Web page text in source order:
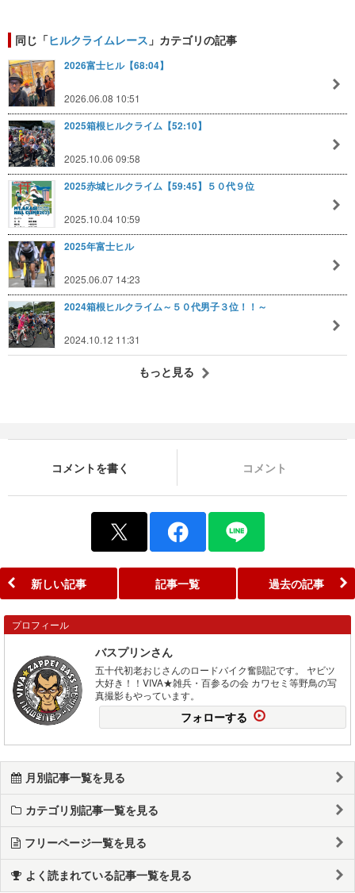
同じ「ヒルクライムレース 」カテゴリの記事
2026富士ヒル【68:04】
2026.06.08 10:51
2025箱根ヒルクライム【52:10】
2025.10.06 09:58
2025赤城ヒルクライム【59:45】５０代９位
2025.10.04 10:59
2025年富士ヒル
2025.06.07 14:23
2024箱根ヒルクライム～５０代男子３位！！～
2024.10.12 11:31
もっと見る
コメントを書く コメント
新しい記事 記事一覧 過去の記事
プロフィール
バスプリンさん
五十代初老おじさんのロードバイク奮闘記です。 ヤビツ
大好き！！VIVA★雑兵・百参るの会 カワセミ等野鳥の写
真撮影もやっています。
フォローする
月別記事一覧を見る
カテゴリ別記事一覧を見る
フリーページ一覧を見る
よく読まれている記事一覧を見る